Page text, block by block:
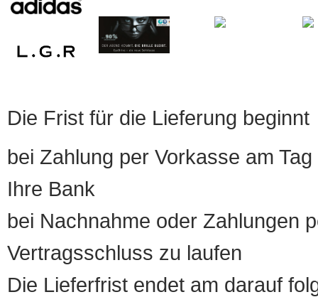
Die Frist für die Lieferung beginnt
bei Zahlung per Vorkasse am
Ihre Bank
bei Nachnahme oder Zahlungen
Vertragsschluss zu laufen
Die Lieferfrist endet am darauf